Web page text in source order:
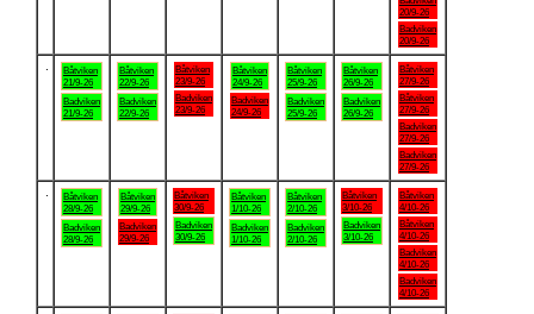
20/9-26
Badviken
20/9-26
Båtviken
21/9-26
Badviken
21/9-26
Båtviken
22/9-26
Badviken
22/9-26
Båtviken
23/9-26
Badviken
23/9-26
Båtviken
24/9-26
Badviken
24/9-26
Båtviken
25/9-26
Badviken
25/9-26
Båtviken
26/9-26
Badviken
26/9-26
Båtviken
27/9-26
Båtviken
27/9-26
Badviken
27/9-26
Badviken
27/9-26
Båtviken
28/9-26
Badviken
28/9-26
Båtviken
29/9-26
Badviken
29/9-26
Båtviken
30/9-26
Badviken
30/9-26
Båtviken
1/10-26
Badviken
1/10-26
Båtviken
2/10-26
Badviken
2/10-26
Båtviken
3/10-26
Badviken
3/10-26
Båtviken
4/10-26
Båtviken
4/10-26
Badviken
4/10-26
Badviken
4/10-26